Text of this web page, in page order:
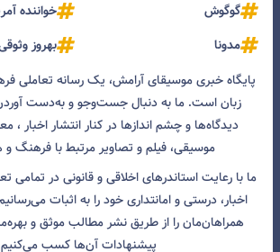
گوگوش
خواننده
مدونا
بهروز
پایگاه خبری موسیقای آرامش، یک رسانه تعاملی
زبان است. ما به دنبال جست‌و‌جو و به‌دست
دیدگاه‌ها و چشم انداز‌ها در کنار انتشار اخبار ،
موسیقی، فیلم و تصاویر مرتبط با فرهنگ
ما با رعایت استاندرهای اخلاقی و قانونی در تمامی
اخبار، درستی و امانتداری خود را به اثبات
همراهان‌مان را از طریق نشر مطالب موثق و
پیشنهادات آن‌ها کسب می‌کنیم